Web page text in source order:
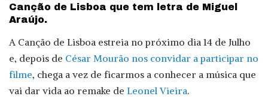
Canção de Lisboa que tem letra de Miguel
Araújo.
A Canção de Lisboa estreia no próximo dia 14 de Julho
e, depois de César Mourão nos convidar a participar no
filme, chega a vez de ficarmos a conhecer a música que
vai dar vida ao remake de Leonel Vieira.